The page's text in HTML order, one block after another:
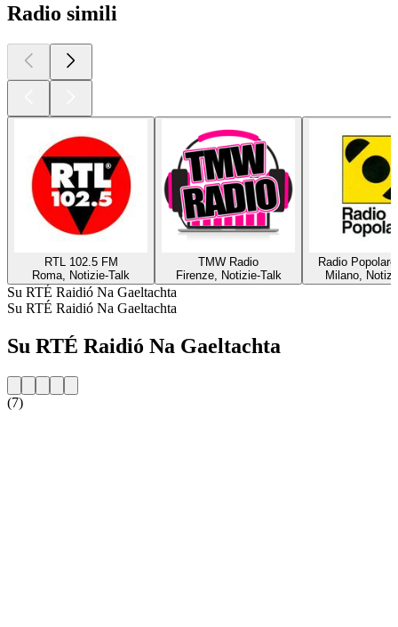
Radio simili
RTL 102.5 FM
Roma, Notizie-Talk
TMW Radio
Firenze, Notizie-Talk
Radio
Milano,
Su RTÉ Raidió Na Gaeltachta
Su RTÉ Raidió Na Gaeltachta
Su RTÉ Raidió Na Gaeltachta
(7)